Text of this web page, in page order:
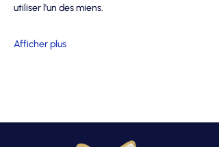
utiliser l'un des miens.
Afficher plus